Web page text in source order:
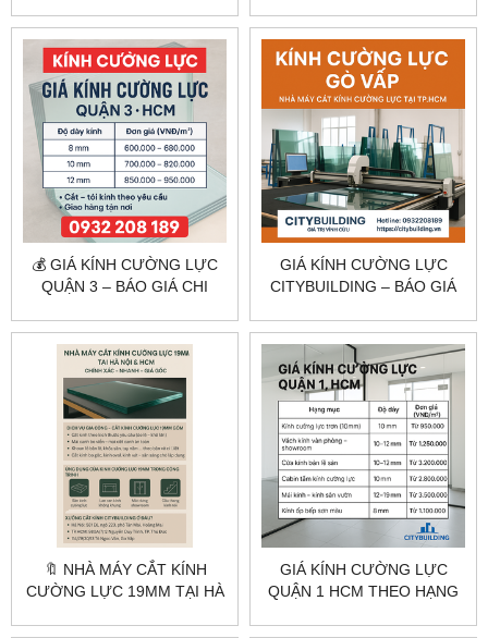
💰 GIÁ KÍNH CƯỜNG LỰC
QUẬN 3 – BÁO GIÁ CHI
GIÁ KÍNH CƯỜNG LỰC
CITYBUILDING – BÁO GIÁ
TẾ
🔖 NHÀ MÁY CẮT KÍNH
CƯỜNG LỰC 19MM TẠI HÀ
GIÁ KÍNH CƯỜNG LỰC
QUẬN 1 HCM THEO HẠNG